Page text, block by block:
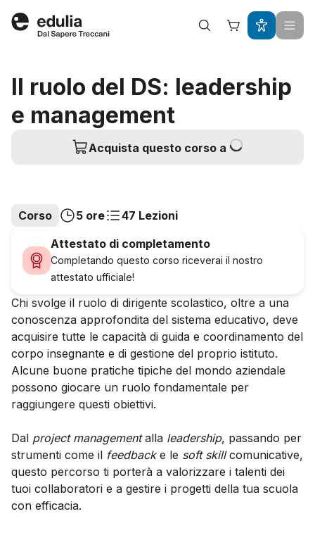
Edulia
Il ruolo del DS: leadership
e management
Acquista questo corso a
Corso 5 ore
47 Lezioni
Attestato di completamento
Completando questo corso riceverai il nostro
attestato ufficiale!
Chi svolge il ruolo di dirigente scolastico, oltre a una
conoscenza approfondita del sistema educativo, deve
acquisire tutte le capacità di guida e coordinamento del
corpo insegnante e di gestione del proprio istituto.
Alcune buone pratiche tipiche del mondo aziendale
possono giocare un ruolo fondamentale per
raggiungere questi obiettivi.
Dal project managementalla leadership, passando per
strumenti come il feedbacke le soft skillcomunicative,
questo percorso ti porterà a valorizzare i talenti dei
tuoi collaboratori e a gestire i progetti della tua scuola
con efficacia.